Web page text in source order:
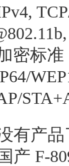
密标准
有产品
产 F-